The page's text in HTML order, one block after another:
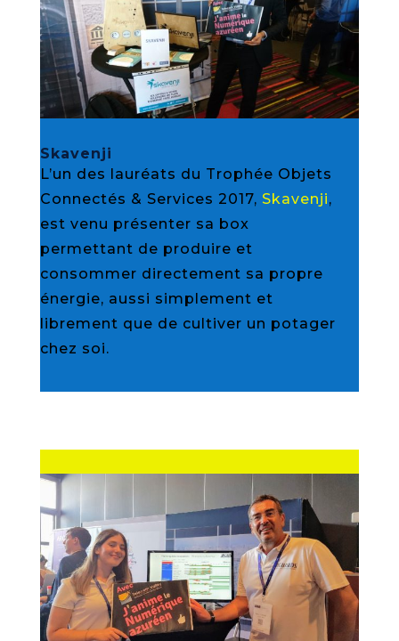
Skavenji
L’un des lauréats du Trophée Objets
Connectés & Services 2017, Skavenji,
est venu présenter sa box
permettant de produire et
consommer directement sa propre
énergie, aussi simplement et
librement que de cultiver un potager
chez soi.